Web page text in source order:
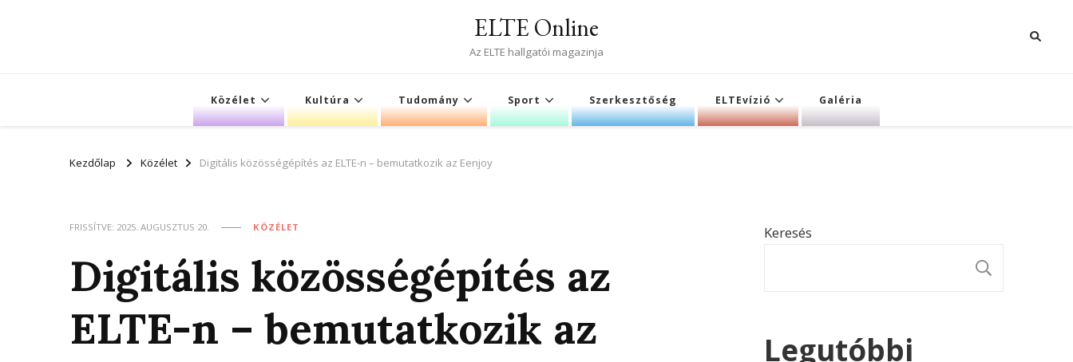
ELTE Online
Az ELTE hallgatói magazinja
Közélet Kultúra Tudomány Sport Szerkesztőség ELTEvízió Galéria
Kezdőlap Közélet Digitális közösségépítés az ELTE-n – bemutatkozik az Eenjoy
FRISSÍTVE: 2025. AUGUSZTUS 20. KÖZÉLET
Digitális közösségépítés az
ELTE-n – bemutatkozik az
Keresés
Legutóbbi